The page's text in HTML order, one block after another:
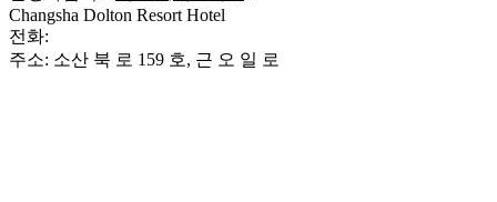
Changsha Dolton Resort Hotel
전화:
주소: 소산 북 로 159 호, 근 오 일 로